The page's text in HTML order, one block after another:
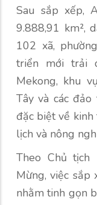
Sau sắp xếp,
9.888,91 km²,
102 xã,
triển mới trải
Mekong, khu
Tây và các
đặc biệt về
lịch và nông
Theo Chủ tịch
Mừng, việc sắp
nhằm tinh gọn